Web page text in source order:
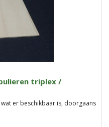
triplex /
er beschikbaar is, doorgaans